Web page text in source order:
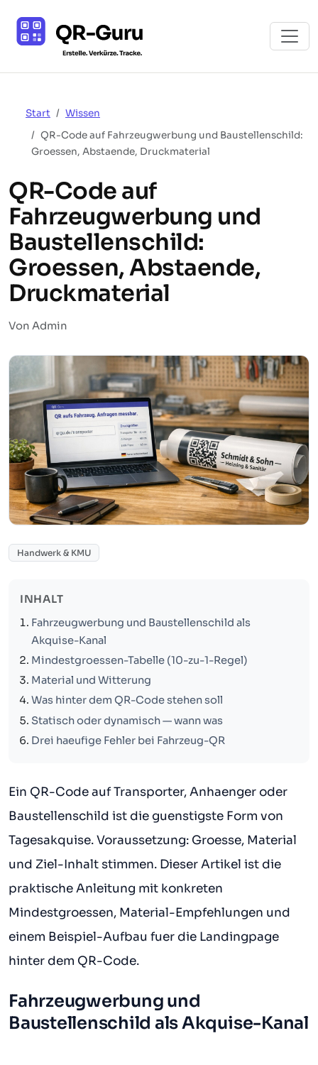
Start
Wissen
QR-Code auf Fahrzeugwerbung und Baustellenschild:
Groessen, Abstaende, Druckmaterial
QR-Code auf
Fahrzeugwerbung und
Baustellenschild:
Groessen, Abstaende,
Druckmaterial
Von Admin
Handwerk & KMU
INHALT
Fahrzeugwerbung und Baustellenschild als
Akquise-Kanal
Mindestgroessen-Tabelle (10-zu-1-Regel)
Material und Witterung
Was hinter dem QR-Code stehen soll
Statisch oder dynamisch — wann was
Drei haeufige Fehler bei Fahrzeug-QR
Ein QR-Code auf Transporter, Anhaenger oder
Baustellenschild ist die guenstigste Form von
Tagesakquise. Voraussetzung: Groesse, Material
und Ziel-Inhalt stimmen. Dieser Artikel ist die
praktische Anleitung mit konkreten
Mindestgroessen, Material-Empfehlungen und
einem Beispiel-Aufbau fuer die Landingpage
hinter dem QR-Code.
Fahrzeugwerbung und
Baustellenschild als Akquise-Kanal